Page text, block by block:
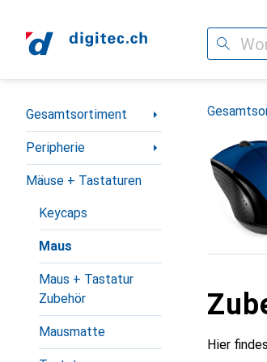
Suche
Navigation nach Kategorien
Gesamtsortiment
Peripherie
Mäuse + Tastaturen
Keycaps
Maus
Maus + Tastatur
Zubehör
Mausmatte
Hier